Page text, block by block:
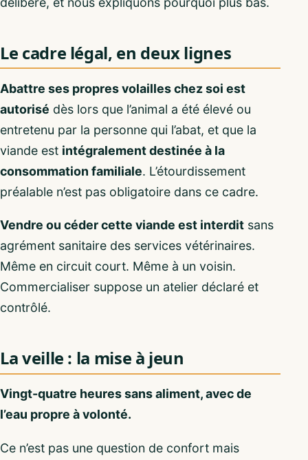
Le cadre légal, en deux lignes
Abattre ses propres volailles chez soi est
autorisé dès lors que l’animal a été élevé ou
entretenu par la personne qui l’abat, et que la
viande est intégralement destinée à la
consommation familiale. L’étourdissement
préalable n’est pas obligatoire dans ce cadre.
Vendre ou céder cette viande est interdit sans
agrément sanitaire des services vétérinaires.
Même en circuit court. Même à un voisin.
Commercialiser suppose un atelier déclaré et
contrôlé.
La veille : la mise à jeun
Vingt-quatre heures sans aliment, avec de
l’eau propre à volonté.
Ce n’est pas une question de confort mais